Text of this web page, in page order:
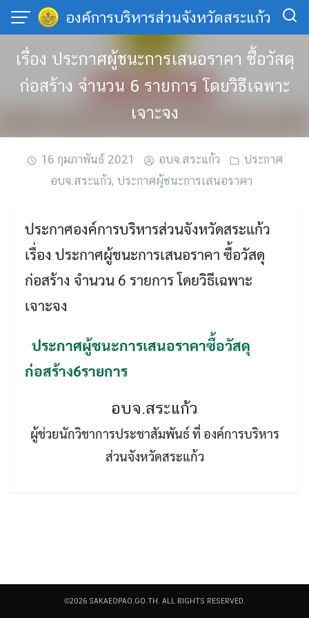
Skip
content
องค์การบริหารส่วนจังหวัดสระแก้ว
for:
Search
เรื่อง ประกาศผู้ชนะการเสนอราคา ซื้อวัสดุ
ก่อสร้าง จำนวน 6 รายการ โดยวิธีเฉพาะ
เจาะจง
16 กุมภาพันธ์ 2021 อบจ.สระแก้ว
ประกาศ
อบจ.สระแก้ว, ประกาศผู้ชนะการเสนอราคา
ประกาศองค์การบริหารส่วนจังหวัดสระแก้ว
เรื่อง ประกาศผู้ชนะการเสนอราคา ซื้อวัสดุ
ก่อสร้าง จำนวน 6 รายการ โดยวิธีเฉพาะ
เจาะจง
ประกาศผู้ชนะการเสนอราคาซื้อวัสดุ
ก่อสร้าง6รายการ
อบจ.สระแก้ว
ผู้ช่วยนักวิชาการประชาสัมพันธ์ ที่ องค์การบริหาร
ส่วนจังหวัดสระแก้ว
©2026 SAKAEOPAO.GO.TH. ALL RIGHTS RESERVED.